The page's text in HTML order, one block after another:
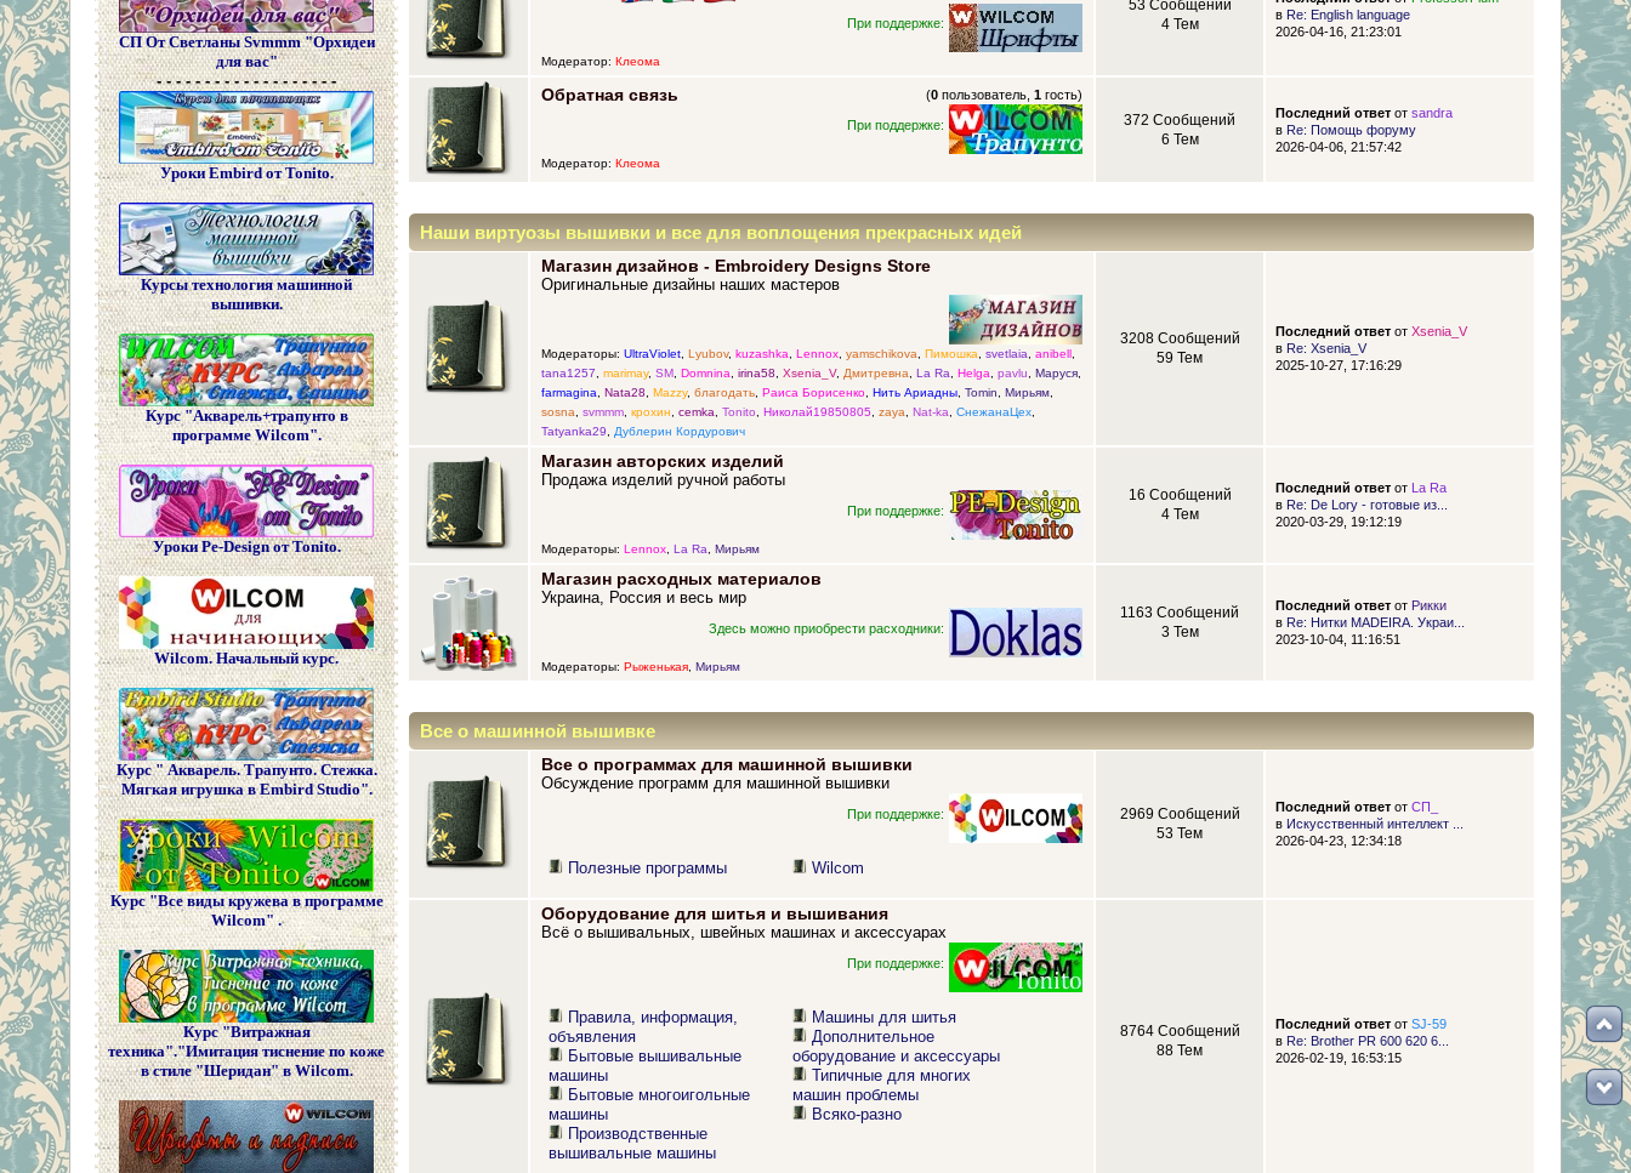
СП От Светланы Svmmm "Орхидеи
для вас"
- - - - - - - - - - - - - - - - - - -
Уроки Embird от Tonito.
Курсы технология машинной
вышивки.
Курс "Акварель+трапунто в
программе Wilcom".
Уроки Pe-Design от Tonito.
Wilcom. Начальный курс.
Курс " Акварель. Трапунто. Стежка.
Мягкая игрушка в Embird Studio".
Курс "Все виды кружева в программе
Wilcom" .
Курс "Витражная
техника"."Имитация тиснение по коже
в стиле "Шеридан" в Wilcom.
При поддержке:
Модератор: Клеома
53 Сообщений
4 Тем
в Re: English language
2026-04-16, 21:23:01
Обратная связь (0 пользователь,1 гость)
При поддержке:
Модератор: Клеома
372 Сообщений
6 Тем
Последний ответот sandra
в Re: Помощь форуму
2026-04-06, 21:57:42
Наши виртуозы вышивки и все для воплощения прекрасных идей
Магазин дизайнов - Embroidery Designs Store
Оригинальные дизайны наших мастеров
Модераторы: UltraViolet, Lyubov, kuzashka, Lennox, yamschikova, Пимошка, svetlaia, anibell,
tana1257, marimay, SM, Domnina, irina58, Xsenia_V, Дмитревна, La Ra, Helga, pavlu, Маруся,
farmagina, Nata28, Mazzy, благодать, Раиса Борисенко, Нить Ариадны, Tomin, Мирьям,
sosna, svmmm, крохин, cemka, Tonito, Николай19850805, zaya, Nat-ka, СнежанаЦех,
Tatyanka29, Дублерин Кордурович
3208 Сообщений
59 Тем
Последний ответот Xsenia_V
в Re: Xsenia_V
2025-10-27, 17:16:29
Магазин авторских изделий
Продажа изделий ручной работы
При поддержке:
Модераторы: Lennox, La Ra, Мирьям
16 Сообщений
4 Тем
Последний ответот
La Ra
в Re: De Lory - готовые из...
2020-03-29, 19:12:19
Магазин расходных материалов
Украина, Россия и весь мир
Здесь можно приобрести расходники:
Модераторы: Рыженькая, Мирьям
1163 Сообщений
3 Тем
Последний ответот Рикки
в Re: Нитки MADEIRA. Украи...
2023-10-04, 11:16:51
Все о машинной вышивке
Все о программах для машинной вышивки
Обсуждение программ для машинной вышивки
При поддержке:
Полезные программы Wilcom
2969 Сообщений
53 Тем
Последний ответот СП_
в Искусственный интеллект ...
2026-04-23, 12:34:18
Оборудование для шитья и вышивания
Всё о вышивальных, швейных машинах и аксессуарах
При поддержке:
Правила, информация,
объявления
Бытовые вышивальные
машины
Бытовые многоигольные
машины
Производственные
вышивальные машины
Машины для шитья
Дополнительное
оборудование и аксессуары
Типичные для многих
машин проблемы
Всяко-разно
8764 Сообщений
88 Тем
Последний ответот SJ-59
в Re: Brother PR 600 620 6...
2026-02-19, 16:53:15